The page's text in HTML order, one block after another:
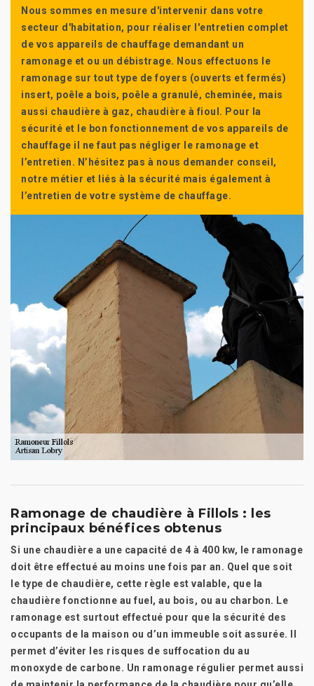
Nous sommes en mesure d'intervenir dans votre
secteur d'habitation, pour réaliser l'entretien complet
de vos appareils de chauffage demandant un
ramonage et ou un débistrage. Nous effectuons le
ramonage sur tout type de foyers (ouverts et fermés)
insert, poêle a bois, poêle a granulé, cheminée, mais
aussi chaudière à gaz, chaudière à fioul. Pour la
sécurité et le bon fonctionnement de vos appareils de
chauffage il ne faut pas négliger le ramonage et
l’entretien. N’hésitez pas à nous demander conseil,
notre métier et liés à la sécurité mais également à
l’entretien de votre système de chauffage.
Ramonage de chaudière à Fillols : les
principaux bénéfices obtenus
Si une chaudière a une capacité de 4 à 400 kw, le ramonage
doit être effectué au moins une fois par an. Quel que soit
le type de chaudière, cette règle est valable, que la
chaudière fonctionne au fuel, au bois, ou au charbon. Le
ramonage est surtout effectué pour que la sécurité des
occupants de la maison ou d’un immeuble soit assurée. Il
permet d’éviter les risques de suffocation du au
monoxyde de carbone. Un ramonage régulier permet aussi